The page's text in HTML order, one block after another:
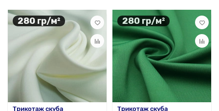
280 гр/м²
Трикотаж скуба
280 гр/м²
Трикотаж скуба